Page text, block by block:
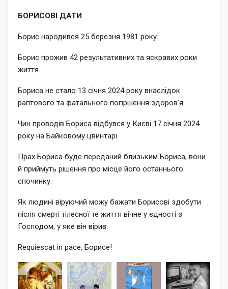
БОРИСОВІ ДАТИ
Борис народився 25 березня 1981 року.
Борис прожив 42 результативних та яскравих роки
життя.
Бориса не стало 13 січня 2024 року внаслідок
раптового та фатального погіршення здоров’я.
Чин проводів Бориса відбувся у Києві 17 січня 2024
року на Байковому цвинтарі.
Прах Бориса буде переданий близьким Бориса, вони
й приймуть рішення про місце його останнього
спочинку.
Як людині віруючий можу бажати Борисові здобути
після смерті тілесної те життя вічне у єдності з
Господом, у яке він вірив.
Requiescat in pace, Борисе!